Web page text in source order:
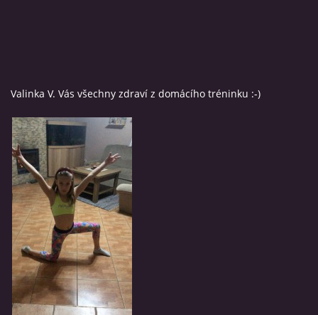
Valinka V. Vás všechny zdraví z domácího tréninku :-)